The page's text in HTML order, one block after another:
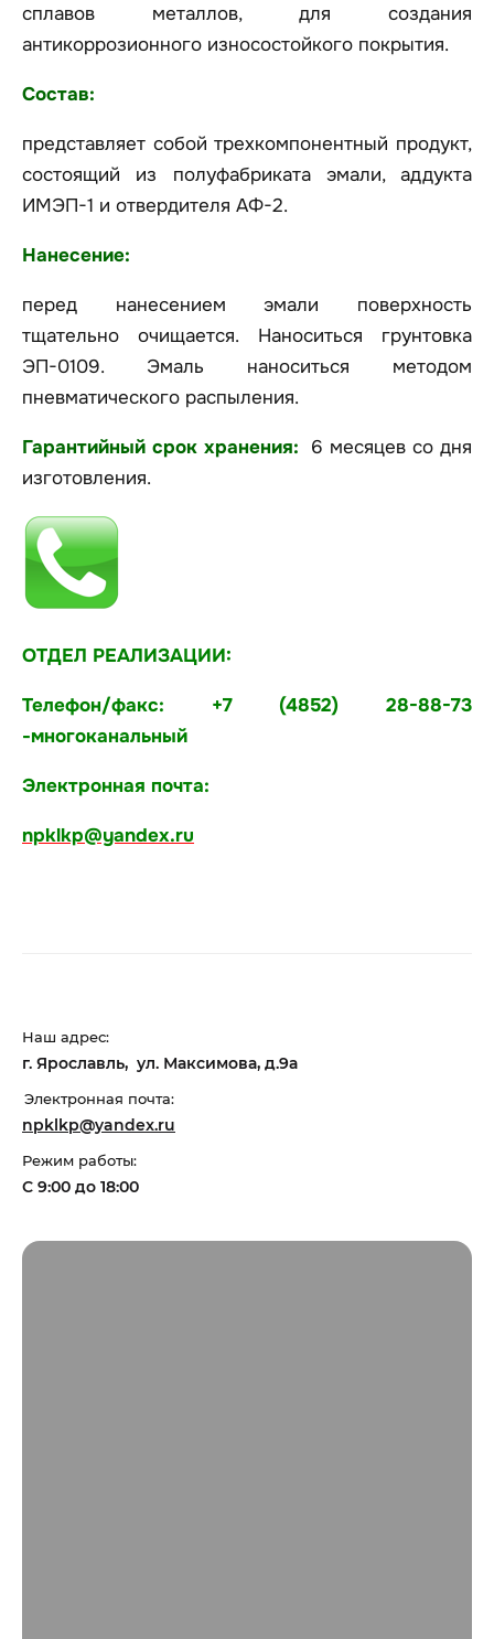
сплавов металлов, для создания
антикоррозионного износостойкого покрытия.
Состав:
представляет собой трехкомпонентный продукт,
состоящий из полуфабриката эмали, аддукта
ИМЭП-1 и отвердителя АФ-2.
Нанесение:
перед нанесением эмали поверхность
тщательно очищается. Наноситься грунтовка
ЭП-0109. Эмаль наноситься методом
пневматического распыления.
Гарантийный срок хранения:
6 месяцев со дня
изготовления.
ОТДЕЛ РЕАЛИЗАЦИИ:
Телефон/факс: +7 (4852) 28-88-73
-многоканальный
Электронная почта:
npklkp@yandex.ru
Электронная почта:
npklkp@yandex.ru
Режим работы:
С 9:00 до 18:00
Наш адрес:
г. Ярославль, ул. Максимова, д.9а